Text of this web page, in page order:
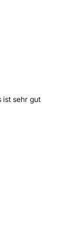
ist sehr gut